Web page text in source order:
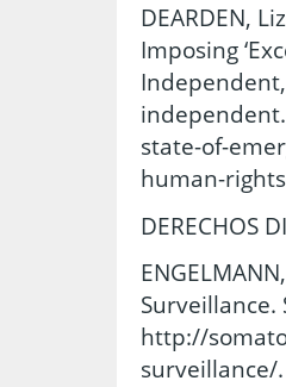
DEARDEN,
Imposing
state-of-
human-
DERECHOS
Surveillance.
http://
surveillance/.